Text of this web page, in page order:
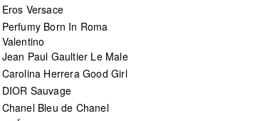
Eros Versace
Perfumy Born In Roma
Valentino
Jean Paul Gaultier Le Male
Carolina Herrera Good Girl
DIOR Sauvage
Chanel Bleu de Chanel